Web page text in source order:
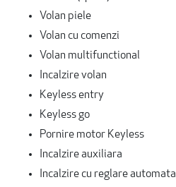
Volan piele
Volan cu comenzi
Volan multifunctional
Incalzire volan
Keyless entry
Keyless go
Pornire motor Keyless
Incalzire auxiliara
Incalzire cu reglare automata